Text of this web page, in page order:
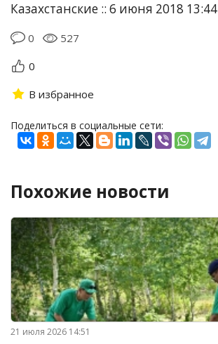
Казахстанские :: 6 июня 2018 13:44
0
527
0
В избранное
Поделиться в социальные сети:
Похожие новости
21 июля 2026 14:51